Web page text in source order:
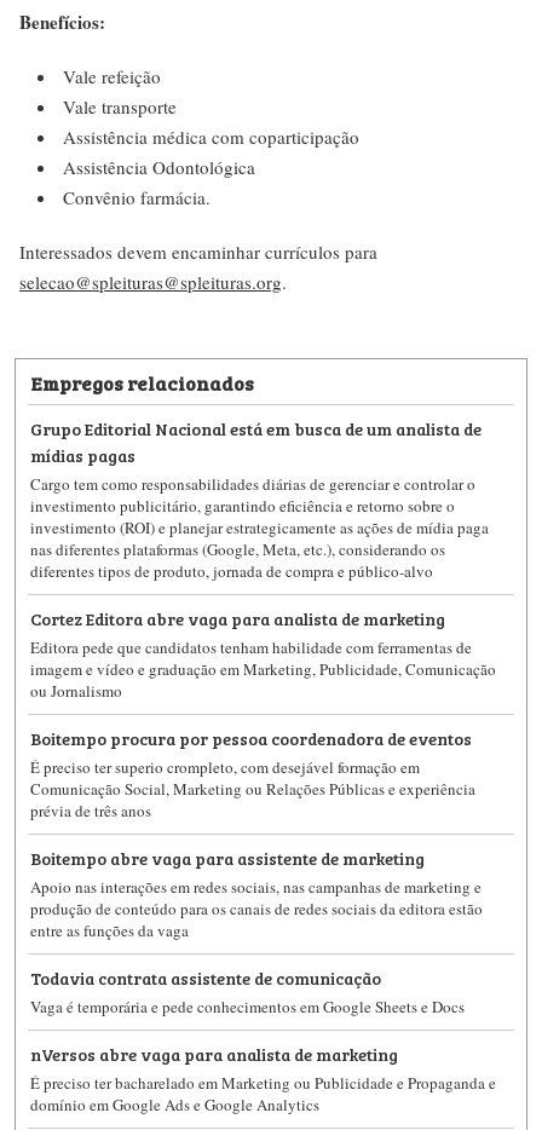
Benefícios:
Vale refeição
Vale transporte
Assistência médica com coparticipação
Assistência Odontológica
Convênio farmácia.
Interessados devem encaminhar currículos para
selecao@spleituras@spleituras.org.
Empregos relacionados
Grupo Editorial Nacional está em busca de um analista de
mídias pagas
Cargo tem como responsabilidades diárias de gerenciar e controlar o
investimento publicitário, garantindo eficiência e retorno sobre o
investimento (ROI) e planejar estrategicamente as ações de mídia paga
nas diferentes plataformas (Google, Meta, etc.), considerando os
diferentes tipos de produto, jornada de compra e público-alvo
Cortez Editora abre vaga para analista de marketing
Editora pede que candidatos tenham habilidade com ferramentas de
imagem e vídeo e graduação em Marketing, Publicidade, Comunicação
ou Jornalismo
Boitempo procura por pessoa coordenadora de eventos
É preciso ter superio crompleto, com desejável formação em
Comunicação Social, Marketing ou Relações Públicas e experiência
prévia de três anos
Boitempo abre vaga para assistente de marketing
Apoio nas interações em redes sociais, nas campanhas de marketing e
produção de conteúdo para os canais de redes sociais da editora estão
entre as funções da vaga
Todavia contrata assistente de comunicação
Vaga é temporária e pede conhecimentos em Google Sheets e Docs
nVersos abre vaga para analista de marketing
É preciso ter bacharelado em Marketing ou Publicidade e Propaganda e
domínio em Google Ads e Google Analytics